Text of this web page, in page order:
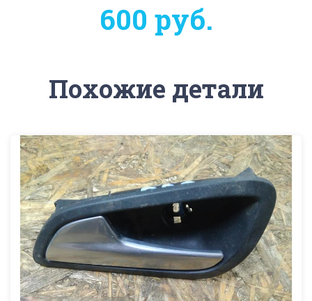
600 руб.
Похожие детали